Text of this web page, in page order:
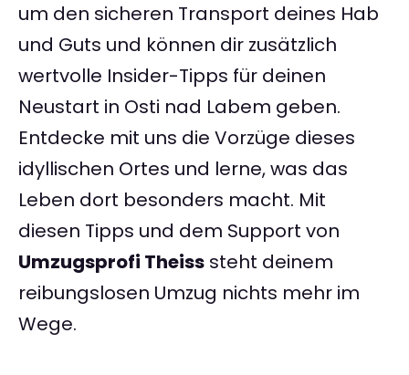
um den sicheren Transport deines Hab
und Guts und können dir zusätzlich
wertvolle Insider-Tipps für deinen
Neustart in Osti nad Labem geben.
Entdecke mit uns die Vorzüge dieses
idyllischen Ortes und lerne, was das
Leben dort besonders macht. Mit
diesen Tipps und dem Support von
Umzugsprofi Theiss steht deinem
reibungslosen Umzug nichts mehr im
Wege.